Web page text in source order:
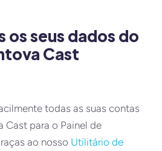
os seus dados do
Cast
todas as suas contas
Cast para o Painel de
ao nosso Utilitário de